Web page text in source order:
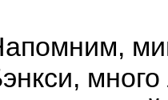
много